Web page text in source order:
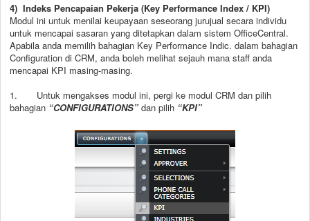
4) Indeks Pencapaian Pekerja (Key Performance Index / KPI)
Modul ini untuk menilai keupayaan seseorang jurujual secara individu
untuk mencapai sasaran yang ditetapkan dalam sistem OfficeCentral.
Apabila anda memilih bahagian Key Performance Indic. dalam bahagian
Configuration di CRM, anda boleh melihat sejauh mana staff anda
mencapai KPI masing-masing.
1.
Untuk mengakses modul ini, pergi ke modul CRM dan pilih
bahagian “CONFIGURATIONS” dan pilih “KPI”